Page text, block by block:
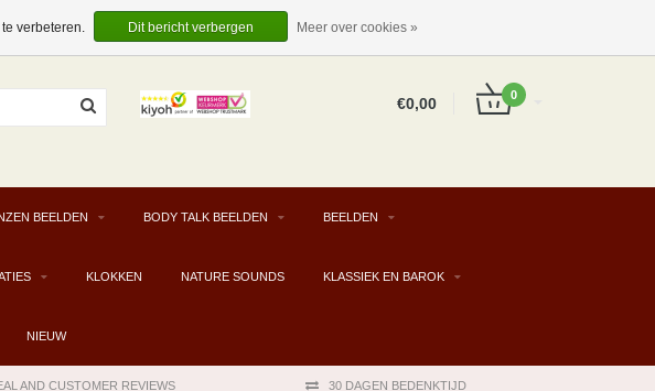
INLOGGEN
EUR
€0,00 0
BEELDEN BODY TALK BEELDEN BEELDEN
KLOKKEN NATURE SOUNDS KLASSIEK EN BAROK
NIEUW
AND CUSTOMER REVIEWS 30 DAGEN BEDENKTIJD
verbeteren. Dit bericht verbergen Meer over cookies »